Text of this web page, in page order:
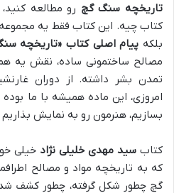
تاریخچه سنگ گچ رو مطالعه
کتاب چیه. این کتاب فقط یه
بلکه پیام اصلی کتاب «تاریخچه
مصالح ساختمونی ساده، نقش یه
تمدن بشر داشته. از دوران
امروزی، این ماده همیشه با ما
بسازیم، هنرمون رو به نمایش
کتاب سید مهدی خلیلی نژاد خیلی
که به تاریخچه مواد و مصالح
گچ چطور شکل گرفته، چطور کشف